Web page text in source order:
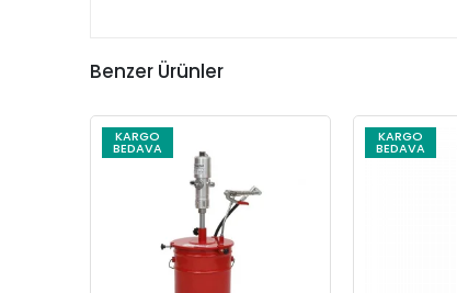
Benzer Ürünler
KARGO
BEDAVA
KARGO
BEDAVA